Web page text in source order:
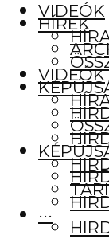
VIDEÓK
···
HÍREK
VIDEÓK